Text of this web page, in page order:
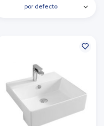
por defecto